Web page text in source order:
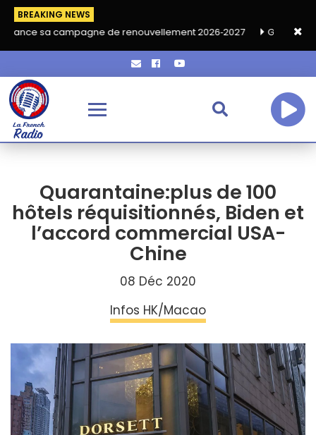
BREAKING NEWS
de renouvellement 2026‑2027 Grand café de rentrée
Quarantaine:plus de 100
hôtels réquisitionnés, Biden et
l’accord commercial USA-
Chine
08 Déc 2020
Infos HK/Macao